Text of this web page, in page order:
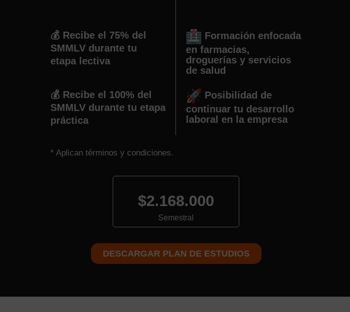
💰 Recibe el 75% del
SMMLV durante tu
etapa lectiva
Formación enfocada
en farmacias,
droguerías y servicios
de salud
💰 Recibe el 100% del
SMMLV durante tu etapa
práctica
Posibilidad de
continuar tu desarrollo
laboral en la empresa
* Aplican términos y condiciones.
$2.168.000
Semestral
DESCARGAR PLAN DE ESTUDIOS